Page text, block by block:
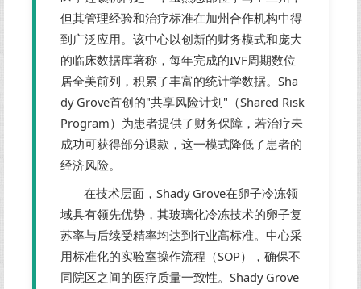
但其管理经验和治疗标准在加州合作机构中得
到广泛应用。该中心以创新的财务模式和庞大
的临床数据库著称，每年完成的IVF周期数位
居全美前列，积累了丰富的统计学数据。Sha
dy Grove首创的"共享风险计划"（Shared Risk
Program）为患者提供了财务保障，若治疗未
成功可获得部分退款，这一模式降低了患者的
经济风险。
在技术层面，Shady Grove在卵子冷冻领
域具有领先优势，其玻璃化冷冻技术的卵子复
苏率与后续受精率均达到行业高标准。中心采
用标准化的实验室操作流程（SOP），确保不
同院区之间的医疗质量一致性。Shady Grove